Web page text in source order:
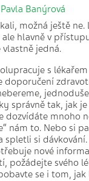
Pavla Banýrová
možná ještě
hlavně v
jedná.
s
správně tak, jak
dozvídáte mnoho
nám to. Nebo si
spletli si dávkování.
nové
požádejte svého
se i tom,